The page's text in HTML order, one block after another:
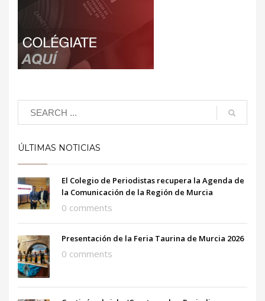
ÚLTIMAS NOTICIAS
El Colegio de Periodistas recupera la Agenda de
la Comunicación de la Región de Murcia
0 comments
Presentación de la Feria Taurina de Murcia 2026
0 comments